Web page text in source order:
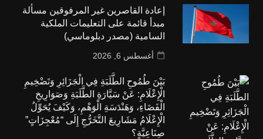
إعادة القاصرين غير المرفوقين مسألة
مبدأ قائمة على التعليمات الملكية
السامية (مصدر دبلوماسي)
أغسطس 6, 2026
بَيْنَ طُمُوحِ الطَّلَبَةِ فِي الْجَزَائِرِ وَتَضْخِيمِ
الْإِعْلَامِ: عَنْ سَيَّارَةِ الطَّلَبَةِ وَصَوَارِيخِ
الْفَضَاءِ، وَهَنْدَسَةِ الْوَهْمِ، وَكَيْفَ يُحَوِّلُ
الْإِعْلَامُ مَشَارِيعَ التَّخَرُّجِ إِلَى “مُعْجِزَاتٍ”
صِنَاعِيَّةٍ؟